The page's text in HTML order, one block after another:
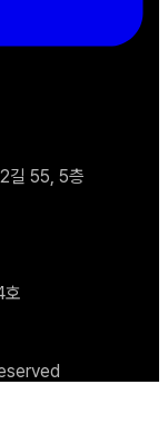
길 55, 5층
호